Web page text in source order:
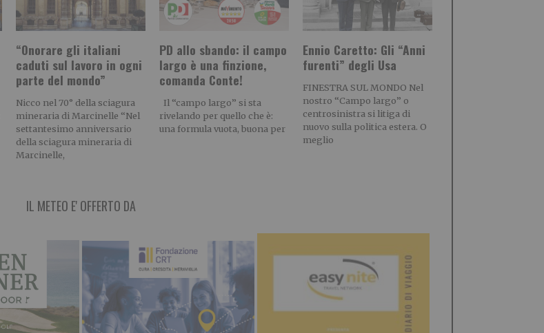
“Onorare gli italiani
caduti sul lavoro in ogni
parte del mondo”
Nicco nel 70° della sciagura
mineraria di Marcinelle “Nel
settantesimo anniversario
della sciagura mineraria di
Marcinelle,
PD allo sbando: il campo
largo è una finzione,
comanda Conte!
Il “campo largo” si sta
rivelando per quello che è:
una formula vuota, buona per
Ennio Caretto: Gli “Anni
furenti” degli Usa
FINESTRA SUL MONDO Nel
nostro “Campo largo” o
centrosinistra si litiga di
nuovo sulla politica estera. O
meglio
IL METEO E' OFFERTO DA